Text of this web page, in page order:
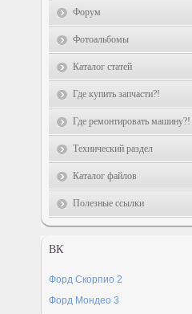
Форум
Фотоальбомы
Каталог статей
Где купить запчасти?!
Где ремонтировать машину?!
Технический раздел
Каталог файлов
Полезные ссылки
ВК
Форд Скорпио 2
Форд Мондео 3